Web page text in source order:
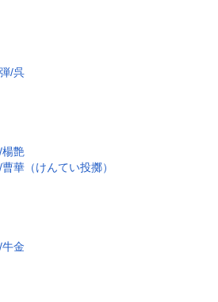
/呉
艶
華（けんてい投擲）
金